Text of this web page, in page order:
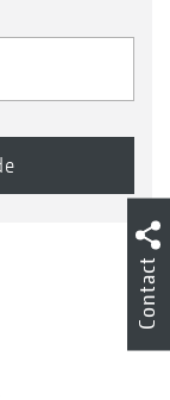
Contact